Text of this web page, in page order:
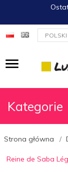
currency_h
Kategorie
Strona główna
Reine de Saba